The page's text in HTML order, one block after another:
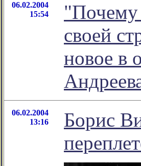
06.02.2004
15:54
"Почему
своей
новое в
06.02.2004
13:16
Борис